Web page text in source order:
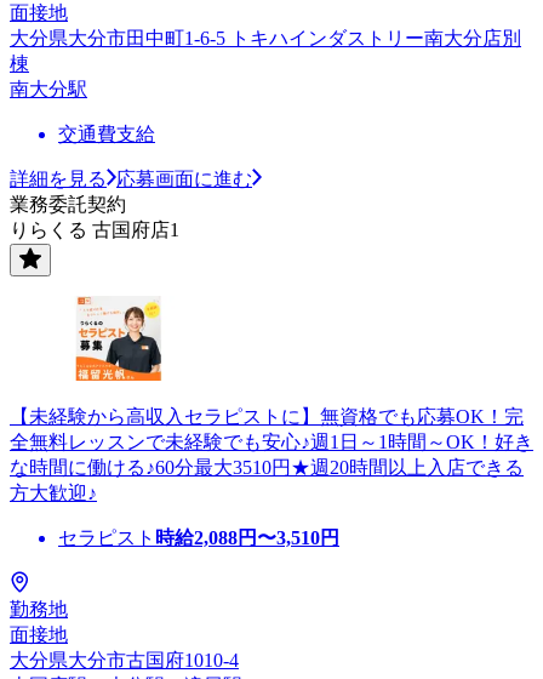
面接地
大分県大分市田中町1-6-5 トキハインダストリー南大分店別
棟
南大分駅
交通費支給
詳細を見る
応募画面に進む
業務委託契約
りらくる 古国府店1
【未経験から高収入セラピストに】無資格でも応募OK！完
全無料レッスンで未経験でも安心♪週1日～1時間～OK！好き
な時間に働ける♪60分最大3510円★週20時間以上入店できる
方大歓迎♪
セラピスト 時給2,088円〜3,510円
勤務地
面接地
大分県大分市古国府1010-4